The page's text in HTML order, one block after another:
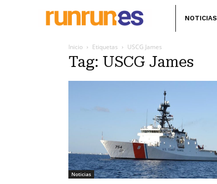
NOTICIAS
Inicio Etiquetas USCG James
Tag: USCG James
Noticias